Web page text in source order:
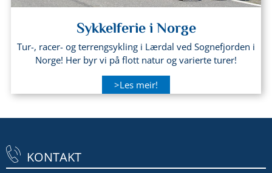
Sykkelferie i Norge
Tur-, racer- og terrengsykling i Lærdal ved Sognefjorden i
Norge! Her byr vi på flott natur og varierte turer!
>Les meir!
KONTAKT